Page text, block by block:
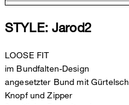
STYLE: Jarod2
LOOSE FIT
im Bundfalten-Design
angesetzter Bund mit
Knopf und Zipper